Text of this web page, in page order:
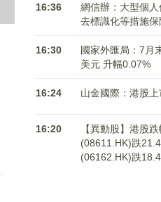
16:36
網信辦：大型個人
去標識化等措施
16:30
國家外匯局：7月
美元 升幅0.07%
16:24 山金國際：港股
16:20
【異動股】港股
(08611.HK)跌
(06162.HK)跌